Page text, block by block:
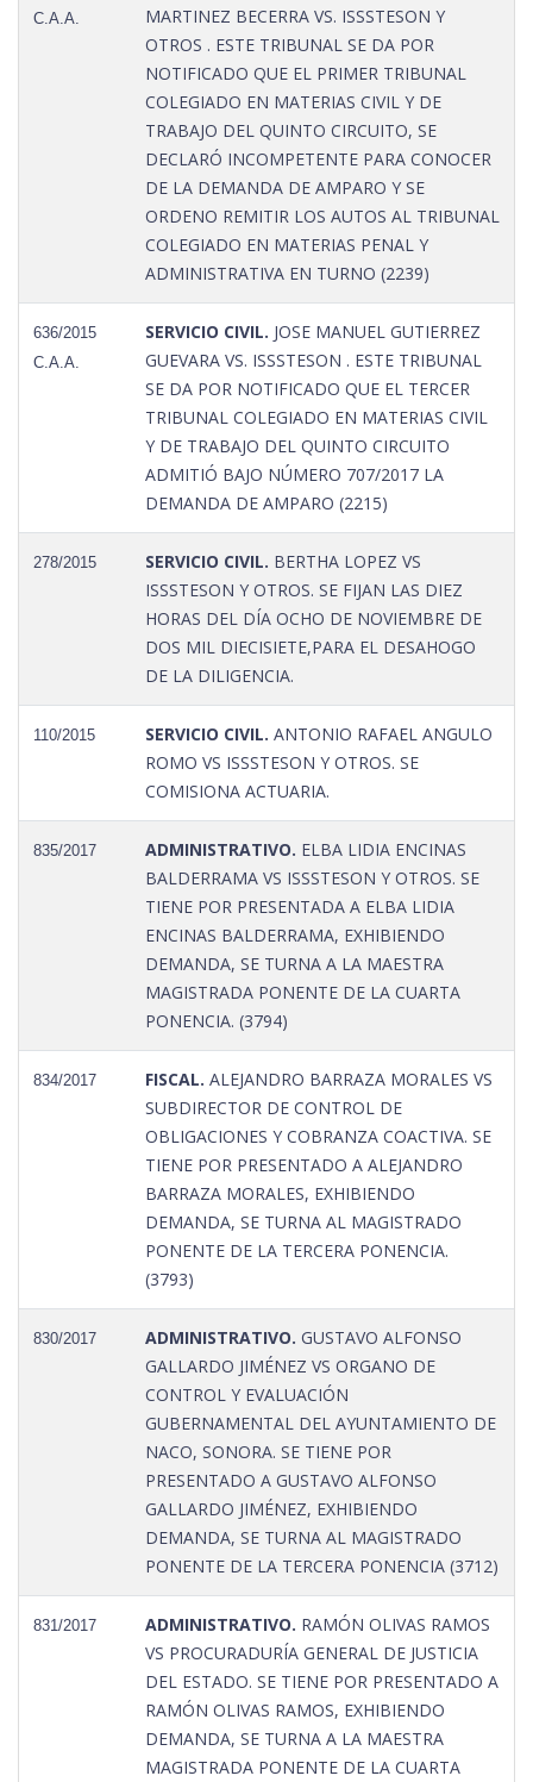
C.A.A.
MARTINEZ BECERRA VS. ISSSTESON Y
OTROS . ESTE TRIBUNAL SE DA POR
NOTIFICADO QUE EL PRIMER TRIBUNAL
COLEGIADO EN MATERIAS CIVIL Y DE
TRABAJO DEL QUINTO CIRCUITO, SE
DECLARÓ INCOMPETENTE PARA CONOCER
DE LA DEMANDA DE AMPARO Y SE
ORDENO REMITIR LOS AUTOS AL TRIBUNAL
COLEGIADO EN MATERIAS PENAL Y
ADMINISTRATIVA EN TURNO (2239)
636/2015
C.A.A.
SERVICIO CIVIL. JOSE MANUEL GUTIERREZ
GUEVARA VS. ISSSTESON . ESTE TRIBUNAL
SE DA POR NOTIFICADO QUE EL TERCER
TRIBUNAL COLEGIADO EN MATERIAS CIVIL
Y DE TRABAJO DEL QUINTO CIRCUITO
ADMITIÓ BAJO NÚMERO 707/2017 LA
DEMANDA DE AMPARO (2215)
278/2015 SERVICIO CIVIL. BERTHA LOPEZ VS
ISSSTESON Y OTROS. SE FIJAN LAS DIEZ
HORAS DEL DÍA OCHO DE NOVIEMBRE DE
DOS MIL DIECISIETE,PARA EL DESAHOGO
DE LA DILIGENCIA.
110/2015 SERVICIO CIVIL. ANTONIO RAFAEL ANGULO
ROMO VS ISSSTESON Y OTROS. SE
COMISIONA ACTUARIA.
835/2017 ADMINISTRATIVO. ELBA LIDIA ENCINAS
BALDERRAMA VS ISSSTESON Y OTROS. SE
TIENE POR PRESENTADA A ELBA LIDIA
ENCINAS BALDERRAMA, EXHIBIENDO
DEMANDA, SE TURNA A LA MAESTRA
MAGISTRADA PONENTE DE LA CUARTA
PONENCIA. (3794)
834/2017 FISCAL. ALEJANDRO BARRAZA MORALES VS
SUBDIRECTOR DE CONTROL DE
OBLIGACIONES Y COBRANZA COACTIVA. SE
TIENE POR PRESENTADO A ALEJANDRO
BARRAZA MORALES, EXHIBIENDO
DEMANDA, SE TURNA AL MAGISTRADO
PONENTE DE LA TERCERA PONENCIA.
(3793)
830/2017 ADMINISTRATIVO. GUSTAVO ALFONSO
GALLARDO JIMÉNEZ VS ORGANO DE
CONTROL Y EVALUACIÓN
GUBERNAMENTAL DEL AYUNTAMIENTO DE
NACO, SONORA. SE TIENE POR
PRESENTADO A GUSTAVO ALFONSO
GALLARDO JIMÉNEZ, EXHIBIENDO
DEMANDA, SE TURNA AL MAGISTRADO
PONENTE DE LA TERCERA PONENCIA (3712)
831/2017 ADMINISTRATIVO. RAMÓN OLIVAS RAMOS
VS PROCURADURÍA GENERAL DE JUSTICIA
DEL ESTADO. SE TIENE POR PRESENTADO A
RAMÓN OLIVAS RAMOS, EXHIBIENDO
DEMANDA, SE TURNA A LA MAESTRA
MAGISTRADA PONENTE DE LA CUARTA